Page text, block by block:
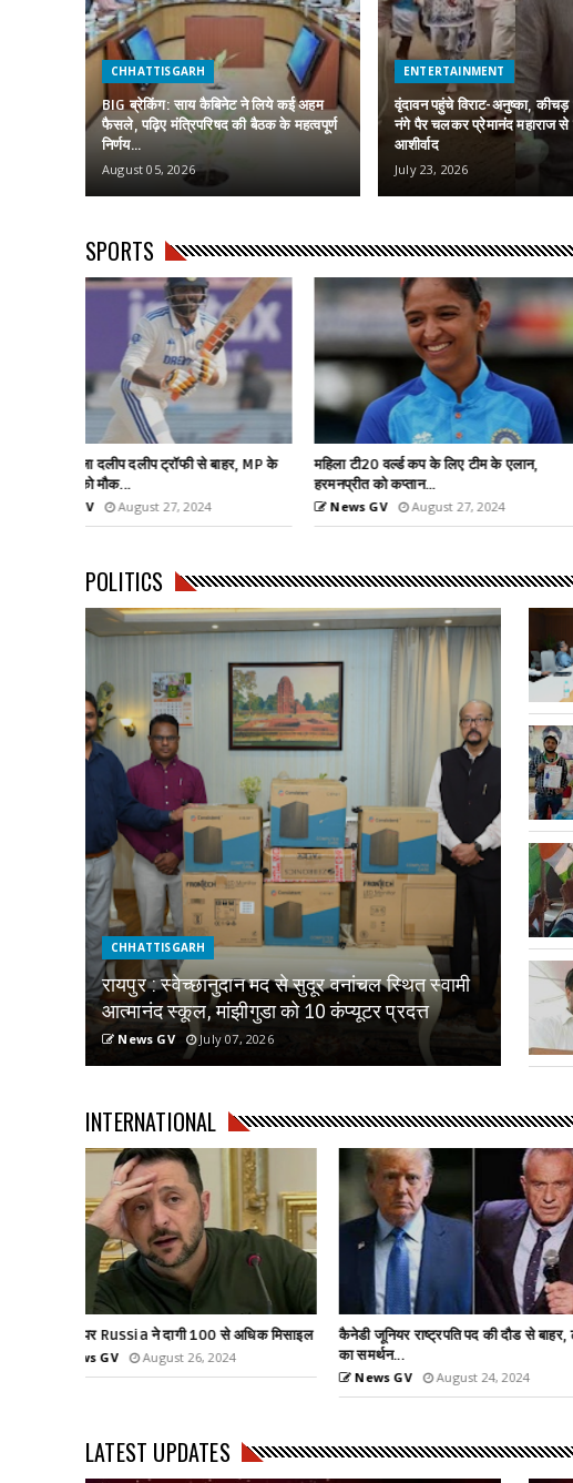
CHHATTISGARH
BIG ब्रेकिंग: साय कैबिनेट ने लिये कई अहम
फैसले, पढ़िए मंत्रिपरिषद की बैठक के महत्वपूर्ण
निर्णय…
August 05, 2026
ENTERTAINMENT
वृंदावन पहुंचे विराट-अनुष्का, कीचड़
नंगे पैर चलकर प्रेमानंद महाराज से
आशीर्वाद
July 23, 2026
SPORTS
महिला टी20 वर्ल्ड कप के लिए टीम के एलान,
हरमनप्रीत को कप्तान...
News GV August 27, 2024
6.26 मीटर के साथ तीसरी बार तोड़ा
वर्ल्ड रिकॉर्ड
News GV August 26, 2024
POLITICS
CHHATTISGARH
रायपुर : स्वेच्छानुदान मद से सुदूर वनांचल स्थित स्वामी
आत्मानंद स्कूल, मांझीगुडा को 10 कंप्यूटर प्रदत्त
News GV July 07, 2026
INTERNATIONAL
कैनेडी जूनियर राष्ट्रपति पद की दौड से बाहर, ट्रम्प
का समर्थन...
News GV August 24, 2024
हमास का नंबर-2 लीडर मोहम्मद दाइफ
News GV
LATEST UPDATES